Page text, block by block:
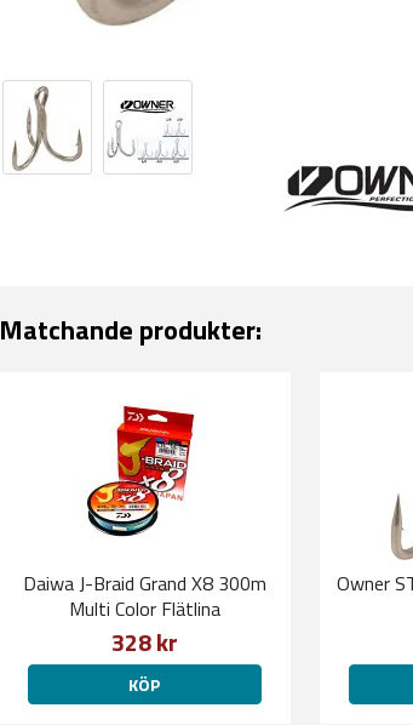
Matchande produkter:
Daiwa J-Braid Grand X8 300m
Multi Color Flätlina
328 kr
KÖP
Owner